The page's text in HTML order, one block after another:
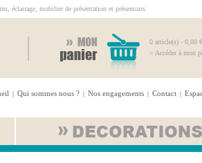
éclairage, mobilier de présentation et présentoirs
0 article(s) - 0,00 €
> Accéder à mon
| Qui sommes nous ? | Nos engagements | Contact |